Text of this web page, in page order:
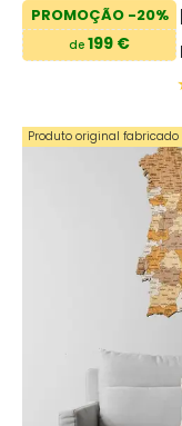
PROMOÇÃO -20%
de 199 €
Produto original fabricado